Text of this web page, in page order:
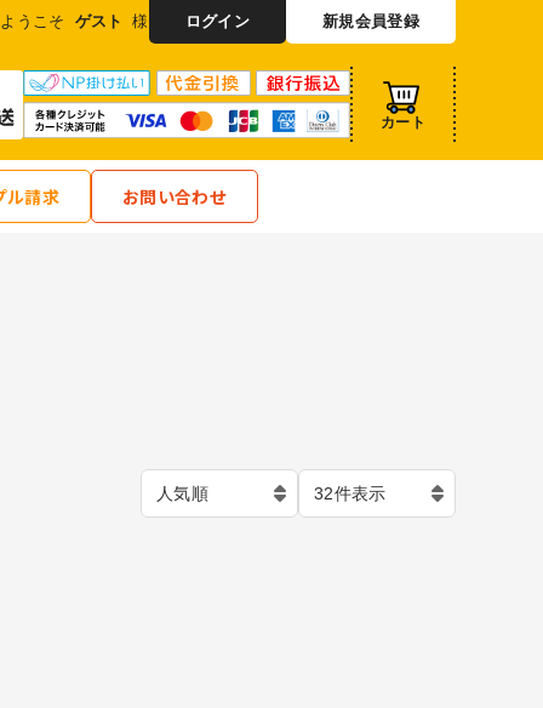
ようこそ ゲスト 様 ログイン 新規会員登録
カート
ル請求 お問い合わせ
人気順 32件表示